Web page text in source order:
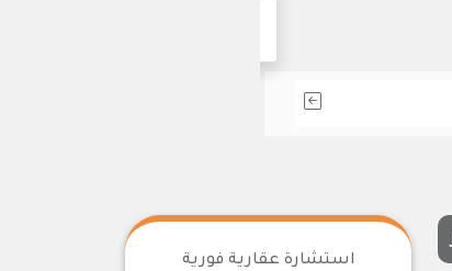
استشارة عقارية فورية